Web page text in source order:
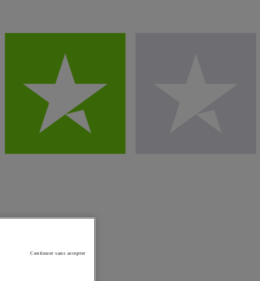
Continuer sans accepter